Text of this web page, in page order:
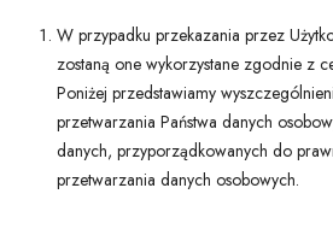
W przypadku przekazania przez
zostaną one wykorzystane zgodnie z
Poniżej przedstawiamy
przetwarzania Państwa danych
danych, przyporządkowanych do
przetwarzania danych osobowych.